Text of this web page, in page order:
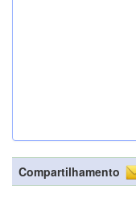
Compartilhamento